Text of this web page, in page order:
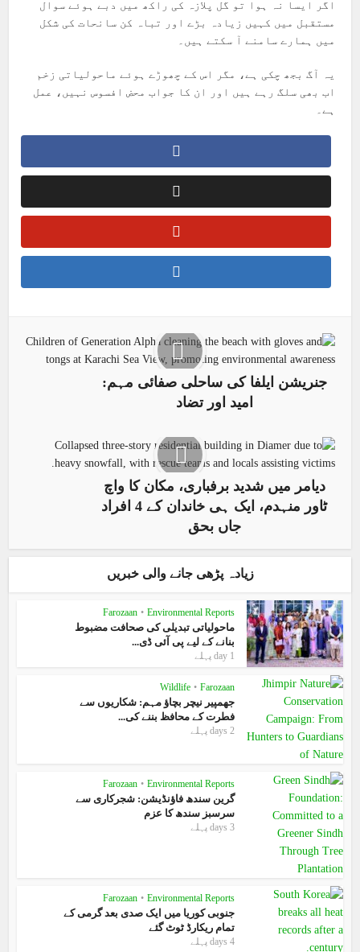
اگر ایسا نہ ہوا تو گل پلازہ کی راکھ میں دبے ہوئے سوال
مستقبل میں کہیں زیادہ بڑے اور تباہ کن سانحات کی شکل
میں ہمارے سامنے آ سکتے ہیں۔
یہ آگ بجھ چکی ہے، مگر اس کے چھوڑے ہوئے ماحولیاتی زخم
اب بھی سلگ رہے ہیں اور ان کا جواب محض افسوس نہیں، عمل
ہے۔
جنریشن ایلفا کی ساحلی صفائی مہم:
امید اور تضاد
دیامر میں شدید برفباری، مکان کا واچ
ٹاور منہدم، ایک ہی خاندان کے 4 افراد
جاں بحق
زیادہ پڑھی جانے والی خبریں
Environmental Reports
•
Farozaan
ماحولیاتی تبدیلی کی صحافت مضبوط
بنانے کے لیے پی آئی ڈی...
1 day پہلے
Farozaan
•
Wildlife
جھمپیر نیچر بچاؤ مہم: شکاریوں سے
فطرت کے محافظ بننے کی...
2 days پہلے
Environmental Reports
•
Farozaan
گرین سندھ فاؤنڈیشن: شجرکاری سے
سرسبز سندھ کا عزم
3 days پہلے
Environmental Reports
•
Farozaan
جنوبی کوریا میں ایک صدی بعد گرمی کے
تمام ریکارڈ ٹوٹ گئے
4 days پہلے